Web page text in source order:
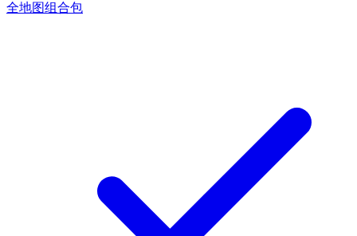
全地图组合包